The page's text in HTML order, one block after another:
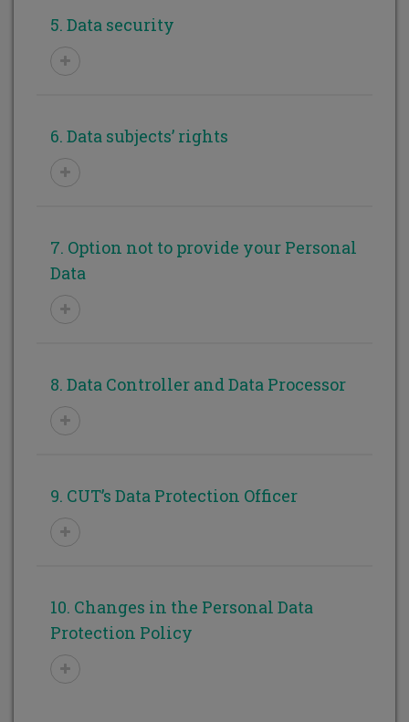
5. Data security
6. Data subjects’ rights
7. Option not to provide your Personal
Data
8. Data Controller and Data Processor
9. CUT’s Data Protection Officer
10. Changes in the Personal Data
Protection Policy